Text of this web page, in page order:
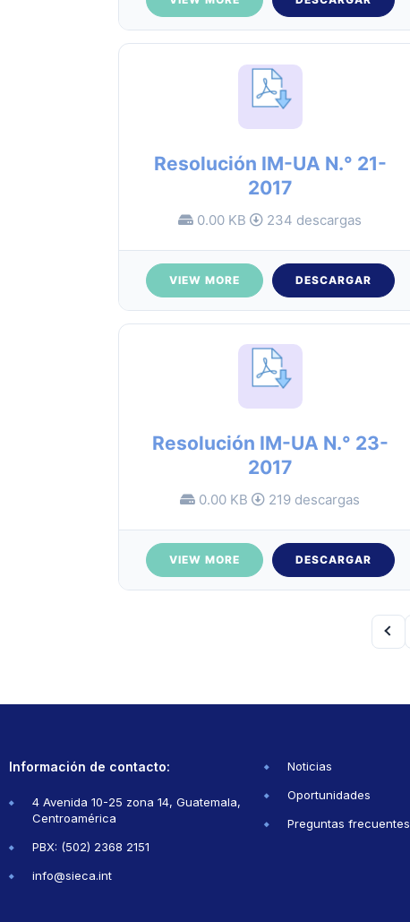
Resolución IM-UA N.° 21-
2017
0.00 KB 234 descargas
VIEW MORE DESCARGAR
Resolución IM-UA N.° 23-
2017
0.00 KB 219 descargas
VIEW MORE DESCARGAR
Información de contacto:
4 Avenida 10-25 zona 14, Guatemala,
Centroamérica
PBX: (502) 2368 2151
info@sieca.int
Noticias
Oportunidades
Preguntas frecuentes